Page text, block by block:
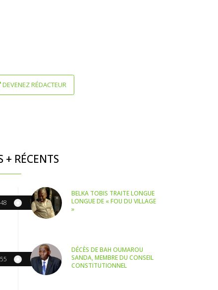
DEVENEZ RÉDACTEUR
+ RÉCENTS
BELKA TOBIS TRAITE LONGUE
LONGUE DE « FOU DU VILLAGE
»
DÉCÈS DE BAH OUMAROU
SANDA, MEMBRE DU CONSEIL
CONSTITUTIONNEL